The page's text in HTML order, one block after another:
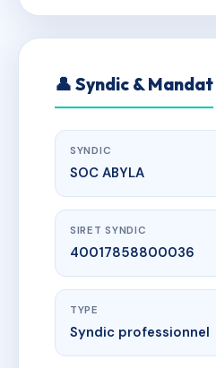
👤 Syndic & Mandat
SYNDIC
SOC ABYLA
SIRET SYNDIC
40017858800036
TYPE
Syndic professionnel